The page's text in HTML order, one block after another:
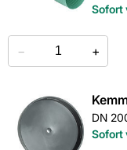
Sofort
− +
DN
Sofort